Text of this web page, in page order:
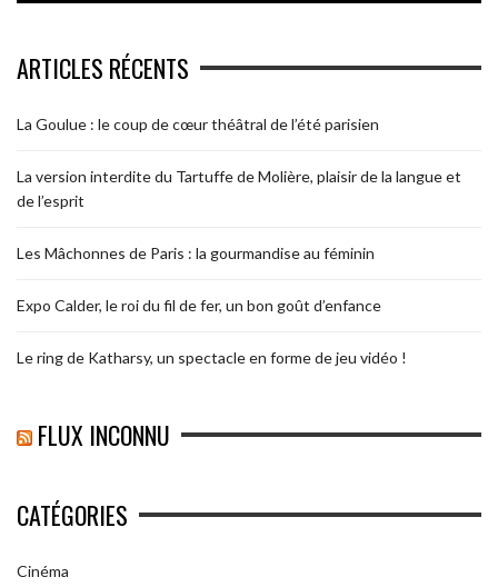
ARTICLES RÉCENTS
La Goulue : le coup de cœur théâtral de l’été parisien
La version interdite du Tartuffe de Molière, plaisir de la langue et
de l’esprit
Les Mâchonnes de Paris : la gourmandise au féminin
Expo Calder, le roi du fil de fer, un bon goût d’enfance
Le ring de Katharsy, un spectacle en forme de jeu vidéo !
FLUX INCONNU
CATÉGORIES
Cinéma